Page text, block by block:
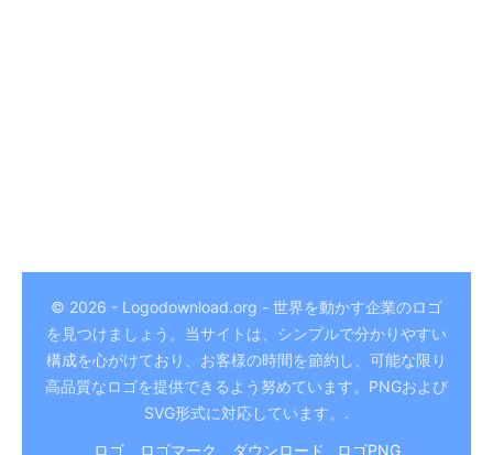
© 2026 - Logodownload.org - 世界を動かす企業のロゴ
を見つけましょう。当サイトは、シンプルで分かりやすい
構成を心がけており、お客様の時間を節約し、可能な限り
高品質なロゴを提供できるよう努めています。PNGおよび
SVG形式に対応しています。.
ロゴ、ロゴマーク、ダウンロード
ロゴPNG
Chinese
Hindi
German